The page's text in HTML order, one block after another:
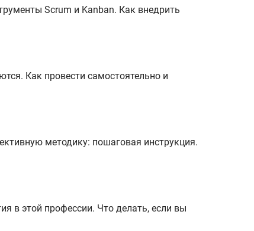
Scrum и Kanban. Как внедрить
Как провести самостоятельно и
методику: пошаговая инструкция.
в этой профессии. Что делать, если вы